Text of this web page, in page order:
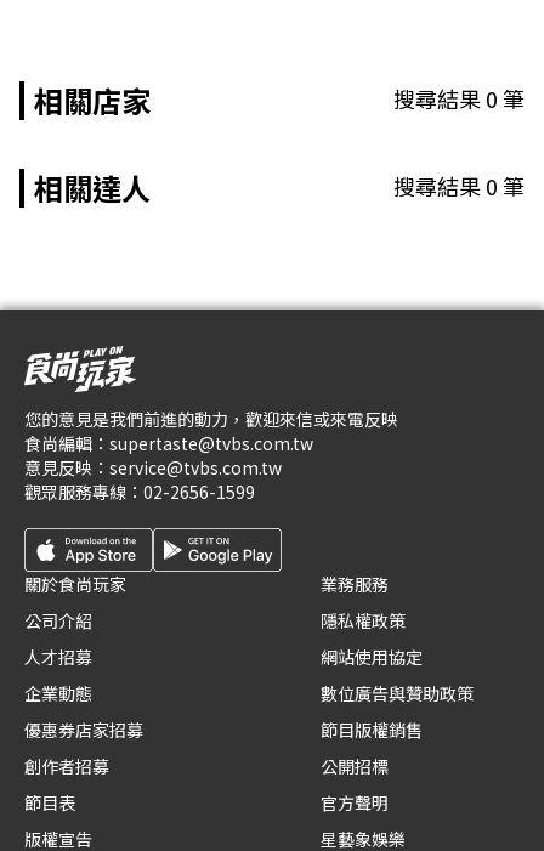
相關店家 搜尋結果0筆
相關達人 搜尋結果0筆
您的意見是我們前進的動力，歡迎來信或來電反映
食尚編輯： supertaste@tvbs.com.tw
意見反映： service@tvbs.com.tw
觀眾服務專線： 02-2656-1599
關於食尚玩家
公司介紹
人才招募
企業動態
優惠券店家招募
創作者招募
節目表
版權宣告
業務服務
隱私權政策
網站使用協定
數位廣告與贊助政策
節目版權銷售
公開招標
官方聲明
星藝象娛樂